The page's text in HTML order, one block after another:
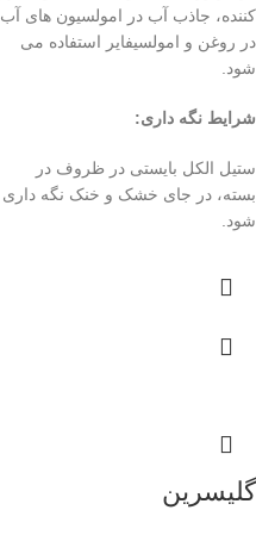
کننده، جاذب آب در امولسیون های آب
در روغن و امولسیفایر استفاده می
شود.
شرایط نگه داری:
ستیل الکل بایستی در ظروف در
بسته، در جای خشک و خنک نگه داری
شود.
گلیسرین